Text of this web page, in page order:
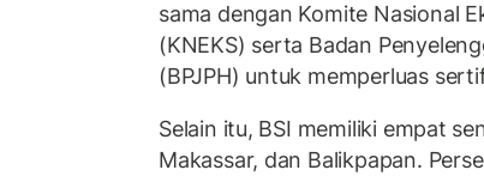
sama dengan Komite Nasional
(KNEKS) serta Badan
(BPJPH) untuk memperluas
Selain itu, BSI memiliki empat
Makassar, dan Balikpapan.